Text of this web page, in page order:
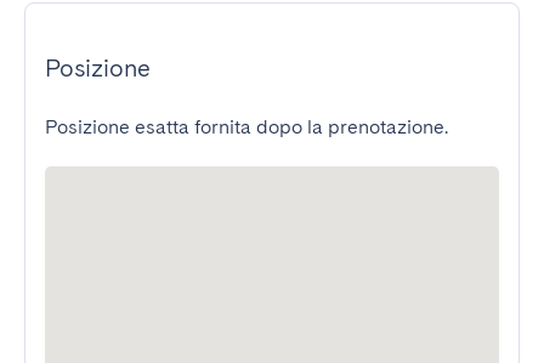
Posizione
Posizione esatta fornita dopo la prenotazione.